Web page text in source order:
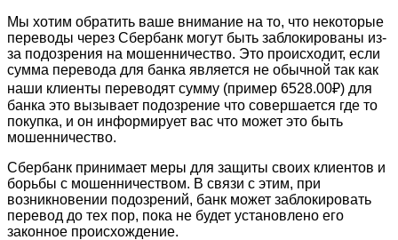
Мы хотим обратить ваше внимание на то, что некоторые
переводы через Сбербанк могут быть заблокированы из-
за подозрения на мошенничество. Это происходит, если
сумма перевода для банка является не обычной так как
наши клиенты переводят сумму (пример 6528.00₽) для
банка это вызывает подозрение что совершается где то
покупка, и он информирует вас что может это быть
мошенничество.
Сбербанк принимает меры для защиты своих клиентов и
борьбы с мошенничеством. В связи с этим, при
возникновении подозрений, банк может заблокировать
перевод до тех пор, пока не будет установлено его
законное происхождение.